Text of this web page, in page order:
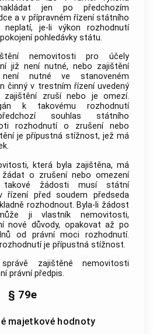
jen po předchozím
a v přípravném řízení státního
je-li výkon rozhodnutí
pohledávky státu.
nemovitosti pro účely
již není nutné, nebo zajištění
není nutné ve stanoveném
činný v trestním řízení uvedený
zruší nebo je omezí.
k takovému rozhodnutí
souhlas státního
rozhodnutí o zrušení nebo
je přípustná stížnost, jež má
která byla zajištěna, má
žádat o zrušení nebo omezení
takové žádosti musí státní
řízení před soudem předseda
rozhodnout. Byla-li žádost
ji vlastník nemovitosti,
nové důvody, opakovat až po
od právní moci rozhodnutí.
je přípustná stížnost.
zajištěné nemovitosti
právní předpis.
§ 79e
majetkové hodnoty